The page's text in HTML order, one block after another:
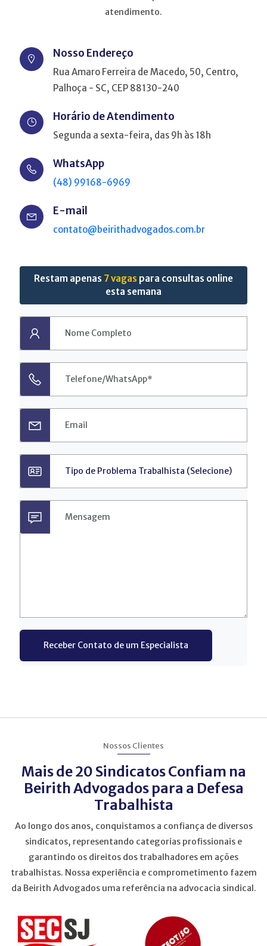
atendimento.
Nosso Endereço
Rua Amaro Ferreira de Macedo, 50, Centro,
Palhoça - SC, CEP 88130-240
Horário de Atendimento
Segunda a sexta-feira, das 9h às 18h
WhatsApp
(48) 99168-6969
E-mail
contato@beirithadvogados.com.br
Restam apenas 7 vagas para consultas online
esta semana
Receber Contato de um Especialista
Nossos Clientes
Mais de 20 Sindicatos Confiam na
Beirith Advogados para a Defesa
Trabalhista
Ao longo dos anos, conquistamos a confiança de diversos
sindicatos, representando categorias profissionais e
garantindo os direitos dos trabalhadores em ações
trabalhistas. Nossa experiência e comprometimento fazem
da Beirith Advogados uma referência na advocacia sindical.